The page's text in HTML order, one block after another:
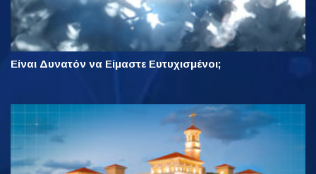
Είναι Δυνατόν να Είμαστε Ευτυχισμένοι;